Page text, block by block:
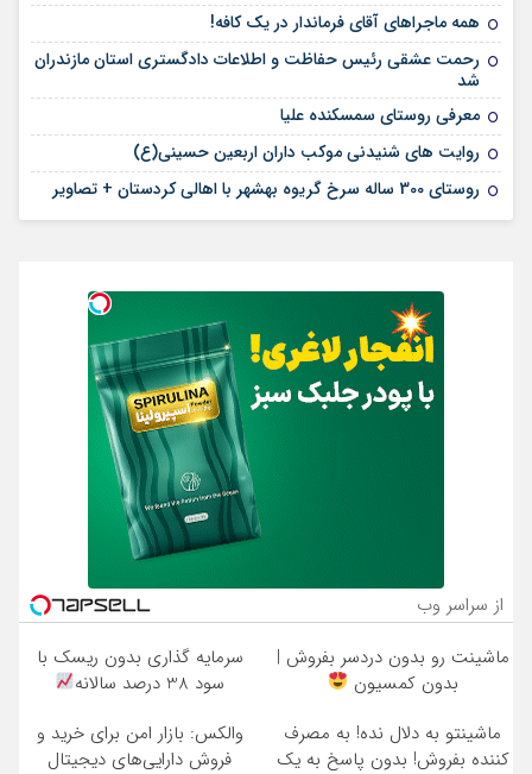
همه ماجراهای آقای فرماندار در یک کافه!
رحمت عشقی رئیس حفاظت و اطلاعات دادگستری استان مازندران
شد
معرفی روستای سمسکنده علیا
روایت های شنیدنی موکب داران اربعین حسینی(ع)
روستای 300 ساله سرخ ‌گریوه بهشهر با اهالی کردستان + تصاویر
از سراسر وب
ماشینت رو بدون دردسر بفروش |
بدون کمسیون
سرمایه گذاری بدون ریسک با
سود 38 درصد سالانه
ماشینتو به دلال نده! به مصرف
کننده بفروش! بدون پاسخ به یک
والکس: بازار امن برای خرید و
فروش دارایی‌های دیجیتال